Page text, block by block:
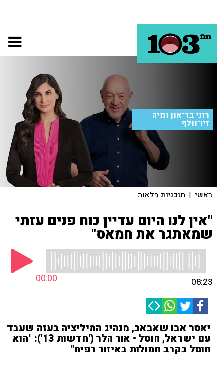
רוני בר־און ומיה
זיו־וולף
ראשי | תוכניות מלאות
"אין לנו היום עדיין כוח פנים עזתי
שמאתגר את חמאס"
00:00 08:23
יאסר אבו שאבאב, מנהיג המיליציה בעזה שעבד
עם ישראל, חוסל • אור הלר ('חדשות 13'): "הוא
חוסל בקרב חמולות באיזור רפיח"